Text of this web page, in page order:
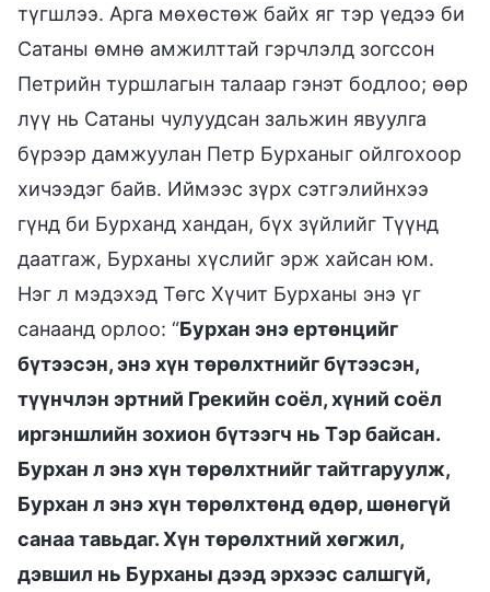
түгшлээ. Арга мөхөстөж байх яг тэр үедээ би
Сатаны өмнө амжилттай гэрчлэлд зогссон
Петрийн туршлагын талаар гэнэт бодлоо; өөр
лүү нь Сатаны чулуудсан зальжин явуулга
бүрээр дамжуулан Петр Бурханыг ойлгохоор
хичээдэг байв. Иймээс зүрх сэтгэлийнхээ
гүнд би Бурханд хандан, бүх зүйлийг Түүнд
даатгаж, Бурханы хүслийг эрж хайсан юм.
Нэг л мэдэхэд Төгс Хүчит Бурханы энэ үг
санаанд орлоо: “Бурхан энэ ертөнцийг
бүтээсэн, энэ хүн төрөлхтнийг бүтээсэн,
түүнчлэн эртний Грекийн соёл, хүний соёл
иргэншлийн зохион бүтээгч нь Тэр байсан.
Бурхан л энэ хүн төрөлхтнийг тайтгаруулж,
Бурхан л энэ хүн төрөлхтөнд өдөр, шөнөгүй
санаа тавьдаг. Хүн төрөлхтний хөгжил,
дэвшил нь Бурханы дээд эрхээс салшгүй,